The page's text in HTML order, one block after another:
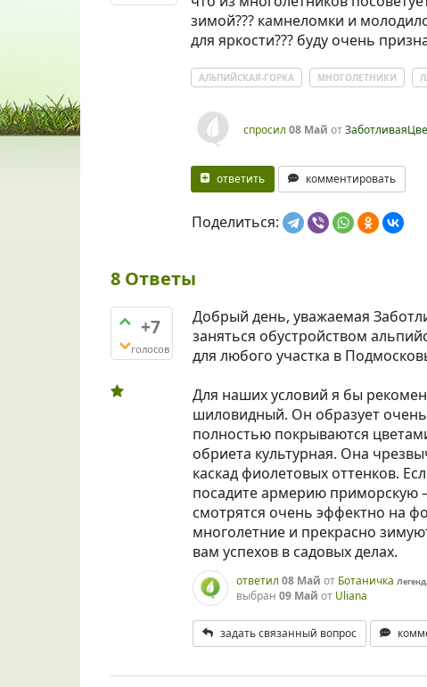
зимой??? камнеломки и
для яркости??? буду очень
АЛЬПИЙСКАЯ-ГОРКА МНОГОЛЕТНИКИ
спросил 08 Май от
ответить комментировать
Поделиться:
8 Ответы
+7
голосов
Добрый день, уважаемая
заняться обустройством
для любого участка в
Для наших условий я бы
шиловидный. Он образует
полностью покрываются
обриета культурная. Она
каскад фиолетовых оттенков.
посадите армерию приморскую
смотрятся очень эффектно на
многолетние и прекрасно
вам успехов в садовых делах.
ответил 08 Май от Ботаничка
выбран 09 Май от Uliana
задать связанный вопрос